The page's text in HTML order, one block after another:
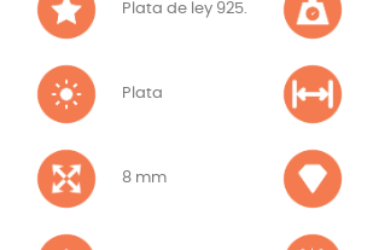
Plata de ley 925.
Plata
8 mm